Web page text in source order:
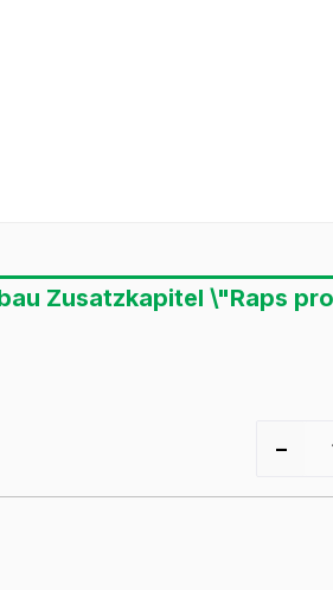
Zusatzkapitel \"Raps
−